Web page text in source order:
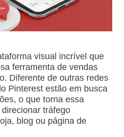
visual incrível que
ferramenta de vendas
Diferente de outras redes
Pinterest estão em busca
o que torna essa
tráfego
blog ou página de